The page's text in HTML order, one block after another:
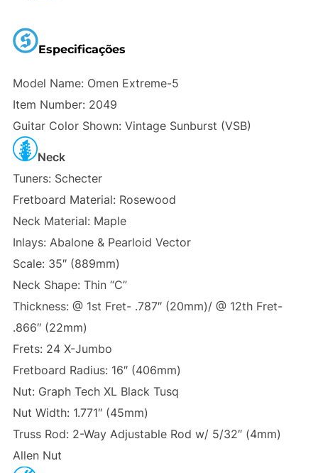
Especificações
Model Name: Omen Extreme-5
Item Number: 2049
Guitar Color Shown: Vintage Sunburst (VSB)
Neck
Tuners: Schecter
Fretboard Material: Rosewood
Neck Material: Maple
Inlays: Abalone & Pearloid Vector
Scale: 35″ (889mm)
Neck Shape: Thin “C”
Thickness: @ 1st Fret- .787″ (20mm)/ @ 12th Fret-
.866″ (22mm)
Frets: 24 X-Jumbo
Fretboard Radius: 16″ (406mm)
Nut: Graph Tech XL Black Tusq
Nut Width: 1.771″ (45mm)
Truss Rod: 2-Way Adjustable Rod w/ 5/32″ (4mm)
Allen Nut